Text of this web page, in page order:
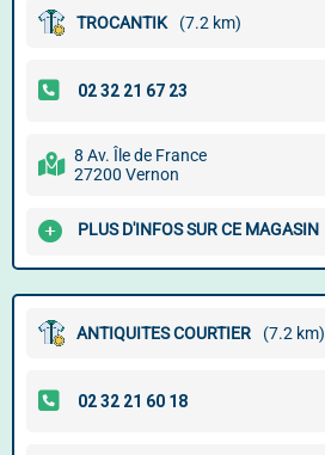
TROCANTIK (7.2 km)
8 Av. Île de France
27200 Vernon
PLUS D'INFOS SUR CE MAGASIN
ANTIQUITES COURTIER (7.2 km)